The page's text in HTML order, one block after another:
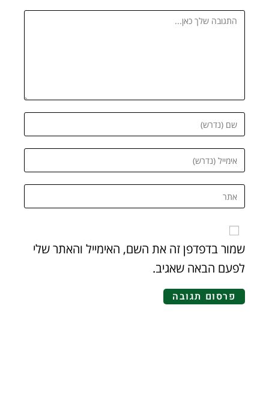
שמור בדפדפן זה את השם, האימייל והאתר שלי
לפעם הבאה שאגיב.